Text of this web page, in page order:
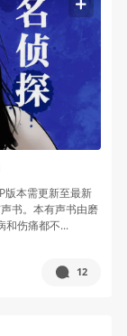
版本需更新至最新
书。本有声书由磨
和伤痛都不...
12